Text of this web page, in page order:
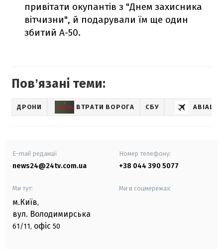
привітати окупантів з "Днем захисника
вітчизни", й подарували їм ще один
збитий А-50.
Повʼязані теми:
ДРОНИ ВТРАТИ ВОРОГА СБУ АВІАЦІЯ
E-mail редакції
news24@24tv.com.ua
Номер телефону:
+38 044 390 5077
Ми тут:
м.Київ,
вул. Володимирська
61/11, офіс 50
Ми в соцмережах: